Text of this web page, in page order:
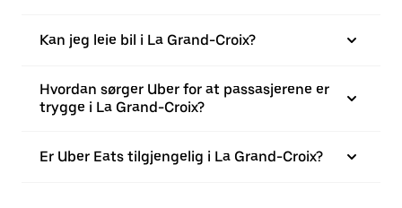
Kan jeg leie bil i La Grand-Croix?
Hvordan sørger Uber for at passasjerene er
trygge i La Grand-Croix?
Er Uber Eats tilgjengelig i La Grand-Croix?